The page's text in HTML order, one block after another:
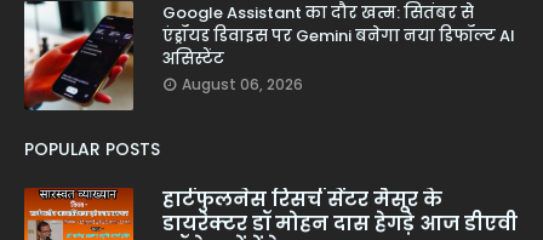
Google Assistant का दौर खत्म: सितंबर से
एंड्रॉयड डिवाइस पर Gemini बनेगा नया डिफॉल्ट AI
असिस्टेंट
August 06, 2026
POPULAR POSTS
हार्टफुलनेस रिसर्च सेंटर मैसूर के
डायरेक्टर डॉ मोहन दास हेगड़े आज डीएवी